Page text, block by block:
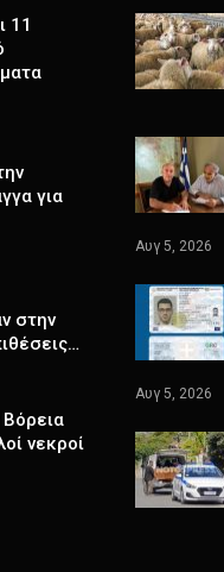
11
για
στην
νεκροί
Αυγ 5, 2026
Αυγ 5, 2026